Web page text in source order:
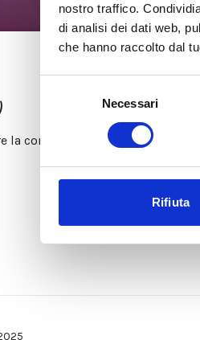
nostro traffico.
di analisi dei dati web,
che hanno raccolto dal
Necessari
Rifiuta
)
la conversazione